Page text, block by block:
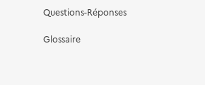
Questions-Réponses
Glossaire